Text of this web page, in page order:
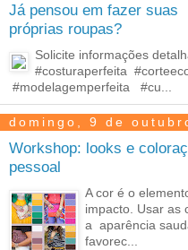
Já pensou em fazer suas
próprias roupas?
Solicite informações
#costuraperfeita
#modelagemperfeita #cu...
domingo, 9 de
Workshop: looks e
pessoal
A cor é o
impacto. Usar as
a aparência
favorec...